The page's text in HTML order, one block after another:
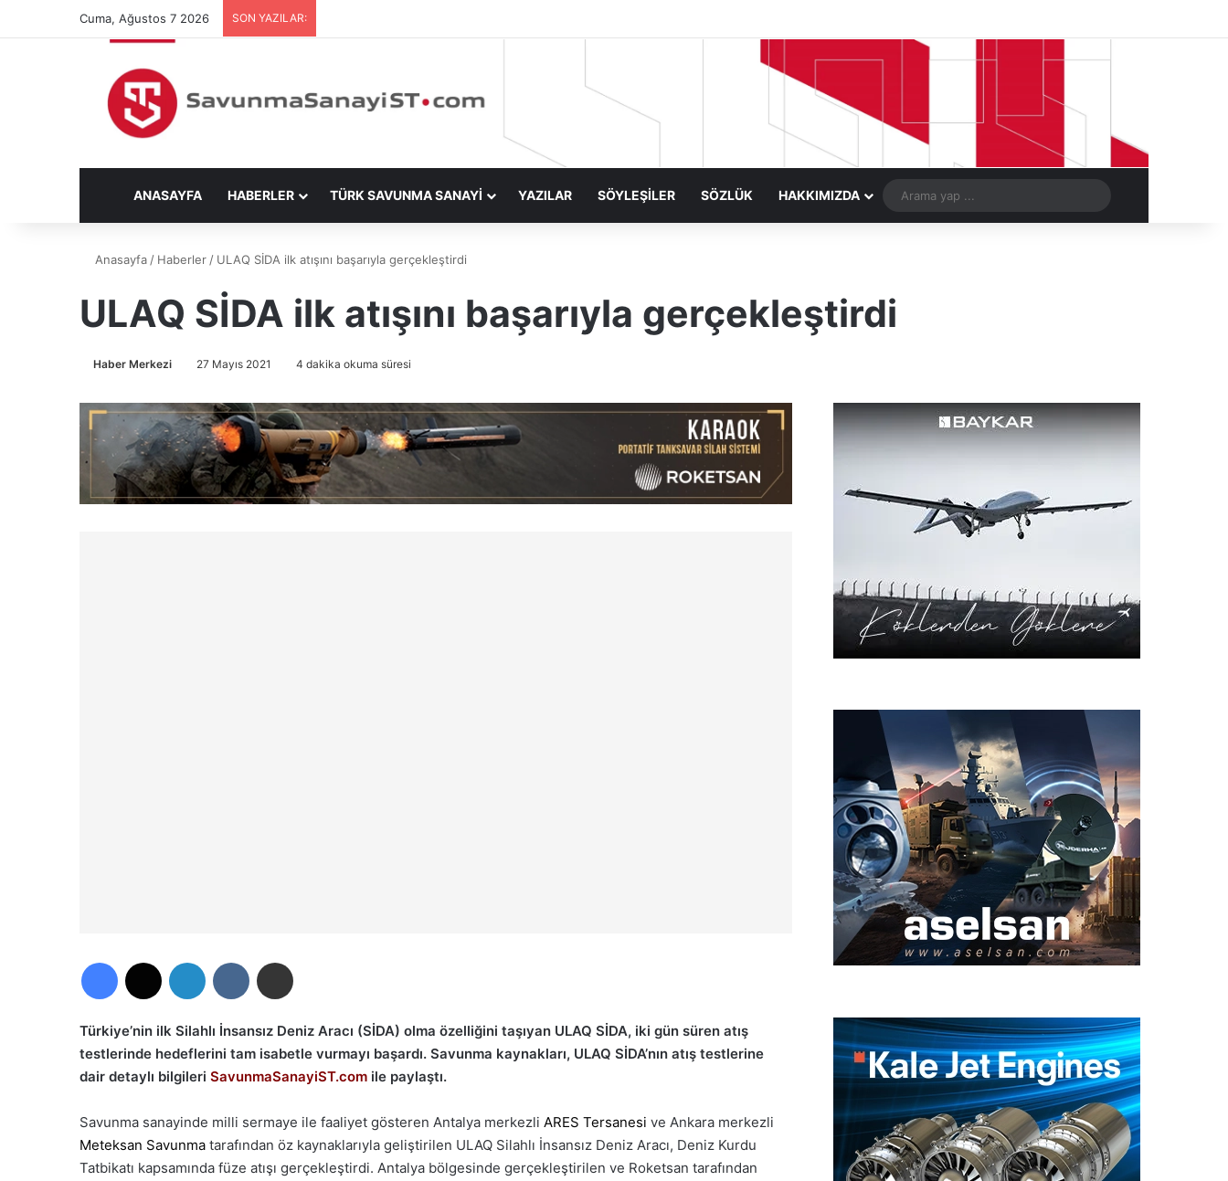
Cuma, Ağustos 7 2026 SON YAZILAR:
ANASAYFA HABERLER TÜRK SAVUNMA SANAYİ YAZILAR SÖYLEŞİLER SÖZLÜK HAKKIMIZDA
yap
Anasayfa/ Haberler/ ULAQ SİDA ilk atışını başarıyla gerçekleştirdi
ULAQ SİDA ilk atışını başarıyla gerçekleştirdi
Haber Merkezi 27 Mayıs 2021 4 dakika okuma süresi
Türkiye’nin ilk Silahlı İnsansız Deniz Aracı (SİDA) olma özelliğini taşıyan ULAQ SİDA, iki gün süren atış
testlerinde hedeflerini tam isabetle vurmayı başardı. Savunma kaynakları, ULAQ SİDA’nın atış testlerine
dair detaylı bilgileri SavunmaSanayiST.com ile paylaştı.
Savunma sanayinde milli sermaye ile faaliyet gösteren Antalya merkezli ARES Tersanesi ve Ankara merkezli
Meteksan Savunma tarafından öz kaynaklarıyla geliştirilen ULAQ Silahlı İnsansız Deniz Aracı, Deniz Kurdu
Tatbikatı kapsamında füze atışı gerçekleştirdi. Antalya bölgesinde gerçekleştirilen ve Roketsan tarafından